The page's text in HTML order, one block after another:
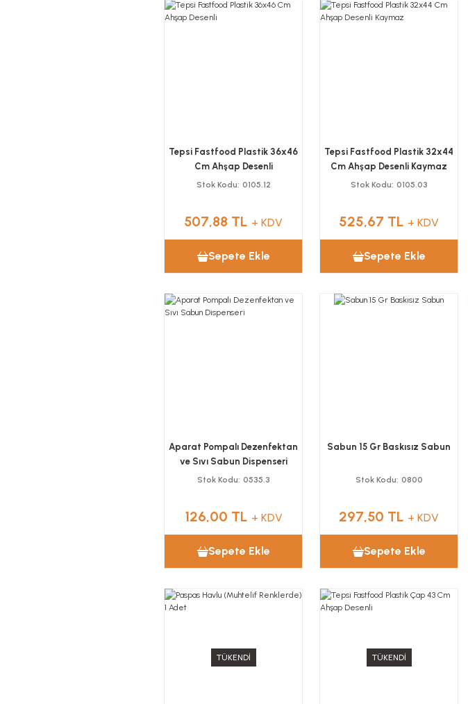
Tepsi Fastfood Plastik 36x46
Cm Ahşap Desenli
Stok Kodu 0105.12
507,88 TL + KDV
Sepete Ekle
Tepsi Fastfood Plastik 32x44
Cm Ahşap Desenli Kaymaz
Stok Kodu 0105.03
525,67 TL + KDV
Sepete Ekle
Aparat Pompalı Dezenfektan
ve Sıvı Sabun Dispenseri
Stok Kodu 0535.3
126,00 TL + KDV
Sepete Ekle
Sabun 15 Gr Baskısız Sabun
Stok Kodu 0800
297,50 TL + KDV
Sepete Ekle
TÜKENDİ TÜKENDİ